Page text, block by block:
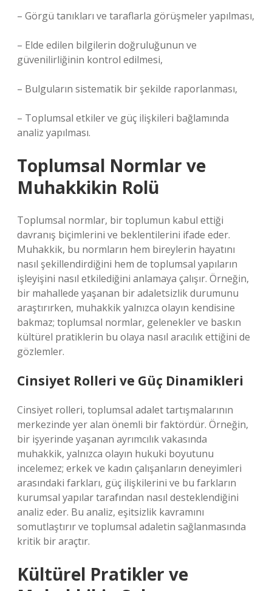
– Görgü tanıkları ve taraflarla görüşmeler yapılması,
– Elde edilen bilgilerin doğruluğunun ve
güvenilirliğinin kontrol edilmesi,
– Bulguların sistematik bir şekilde raporlanması,
– Toplumsal etkiler ve güç ilişkileri bağlamında
analiz yapılması.
Toplumsal Normlar ve
Muhakkikin Rolü
Toplumsal normlar, bir toplumun kabul ettiği
davranış biçimlerini ve beklentilerini ifade eder.
Muhakkik, bu normların hem bireylerin hayatını
nasıl şekillendirdiğini hem de toplumsal yapıların
işleyişini nasıl etkilediğini anlamaya çalışır. Örneğin,
bir mahallede yaşanan bir adaletsizlik durumunu
araştırırken, muhakkik yalnızca olayın kendisine
bakmaz; toplumsal normlar, gelenekler ve baskın
kültürel pratiklerin bu olaya nasıl aracılık ettiğini de
gözlemler.
Cinsiyet Rolleri ve Güç Dinamikleri
Cinsiyet rolleri, toplumsal adalet tartışmalarının
merkezinde yer alan önemli bir faktördür. Örneğin,
bir işyerinde yaşanan ayrımcılık vakasında
muhakkik, yalnızca olayın hukuki boyutunu
incelemez; erkek ve kadın çalışanların deneyimleri
arasındaki farkları, güç ilişkilerini ve bu farkların
kurumsal yapılar tarafından nasıl desteklendiğini
analiz eder. Bu analiz, eşitsizlik kavramını
somutlaştırır ve toplumsal adaletin sağlanmasında
kritik bir araçtır.
Kültürel Pratikler ve